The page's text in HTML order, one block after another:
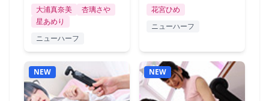
大浦真奈美
杏璃さや
星あめり
ニューハーフ
花宮ひめ
ニューハーフ
NEW NEW